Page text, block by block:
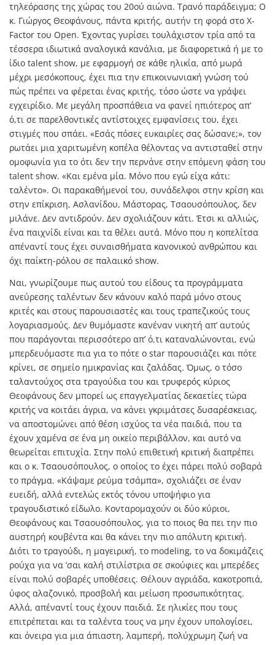
τηλεόρασης της χώρας του 20ού αιώνα. Τρανό παράδειγμα; Ο
κ. Γιώργος Θεοφάνους, πάντα κριτής, αυτήν τη φορά στο X-
Factor του Open. Έχοντας γυρίσει τουλάχιστον τρία από τα
τέσσερα ιδιωτικά αναλογικά κανάλια, με διαφορετικά ή με το
ίδιο talent show, με εφαρμογή σε κάθε ηλικία, από μωρά
μέχρι μεσόκοπους, έχει πια την επικοινωνιακή γνώση τού
πώς πρέπει να φέρεται ένας κριτής, τόσο ώστε να γράψει
εγχειρίδιο. Με μεγάλη προσπάθεια να φανεί ηπιότερος απ’
ό,τι σε παρελθοντικές αντίστοιχες εμφανίσεις του, έχει
στιγμές που σπάει. «Εσάς πόσες ευκαιρίες σας δώσανε;», τον
ρωτάει μια χαριτωμένη κοπέλα θέλοντας να αντισταθεί στην
ομοφωνία για το ότι δεν την περνάνε στην επόμενη φάση του
talent show. «Και εμένα μία. Μόνο που εγώ είχα κάτι:
ταλέντο». Οι παρακαθήμενοί του, συνάδελφοι στην κρίση και
στην επίκριση, Ασλανίδου, Μάστορας, Τσαουσόπουλος, δεν
μιλάνε. Δεν αντιδρούν. Δεν σχολιάζουν κάτι. Έτσι κι αλλιώς,
ένα παιχνίδι είναι και τα θέλει αυτά. Μόνο που η κοπελίτσα
απέναντί τους έχει συναισθήματα κανονικού ανθρώπου και
όχι παίκτη-ρόλου σε παλαιικό show.
Ναι, γνωρίζουμε πως αυτού του είδους τα προγράμματα
ανεύρεσης ταλέντων δεν κάνουν καλό παρά μόνο στους
κριτές και στους παρουσιαστές και τους τραπεζικούς τους
λογαριασμούς. Δεν θυμόμαστε κανέναν νικητή απ’ αυτούς
που παράγονται περισσότερο απ’ ό,τι καταναλώνονται, ενώ
μπερδευόμαστε πια για το πότε ο star παρουσιάζει και πότε
κρίνει, σε σημείο ημικρανίας και ζαλάδας. Όμως, ο τόσο
ταλαντούχος στα τραγούδια του και τρυφερός κύριος
Θεοφάνους δεν μπορεί ως επαγγελματίας δεκαετίες τώρα
κριτής να κοιτάει άγρια, να κάνει γκριμάτσες δυσαρέσκειας,
να αποστομώνει από θέση ισχύος τα νέα παιδιά, που τα
έχουν χαμένα σε ένα μη οικείο περιβάλλον, και αυτό να
θεωρείται επιτυχία. Στην πολύ επιθετική κριτική διαπρέπει
και ο κ. Τσαουσόπουλος, ο οποίος το έχει πάρει πολύ σοβαρά
το πράγμα. «Κάψαμε ρεύμα τσάμπα», σχολιάζει σε έναν
ευειδή, αλλά εντελώς εκτός τόνου υποψήφιο για
τραγουδιστικό είδωλο. Κονταρομαχούν οι δύο κύριοι,
Θεοφάνους και Τσαουσόπουλος, για το ποιος θα πει την πιο
αυστηρή κουβέντα και θα κάνει την πιο απόλυτη κριτική.
Διότι το τραγούδι, η μαγειρική, το modeling, το να δοκιμάζεις
ρούχα για να ’σαι καλή στιλίστρια σε σκούφιες και μπερέδες
είναι πολύ σοβαρές υποθέσεις. Θέλουν αγριάδα, κακοτροπιά,
ύφος αλαζονικό, προσβολή και μείωση προσωπικότητας.
Αλλά, απέναντί τους έχουν παιδιά. Σε ηλικίες που τους
επιτρέπεται και τα ταλέντα τους να μην έχουν υπολογίσει,
και όνειρα για μια άπιαστη, λαμπερή, πολύχρωμη ζωή να